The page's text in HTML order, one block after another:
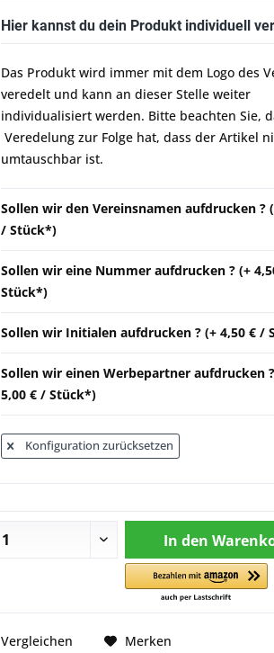
Hier kannst du dein Produkt individuell
Das Produkt wird immer mit dem Logo des
veredelt und kann an dieser Stelle weiter
individualisiert werden. Bitte beachten Sie,
Veredelung zur Folge hat, dass der Artikel
umtauschbar ist.
Sollen wir den Vereinsnamen aufdrucken ?
/ Stück*)
Sollen wir eine Nummer aufdrucken ? (+
Stück*)
Sollen wir Initialen aufdrucken ? (+ 4,50 € /
Sollen wir einen Werbepartner aufdrucken
5,00 € / Stück*)
Konfiguration zurücksetzen
In den
Vergleichen
Merken